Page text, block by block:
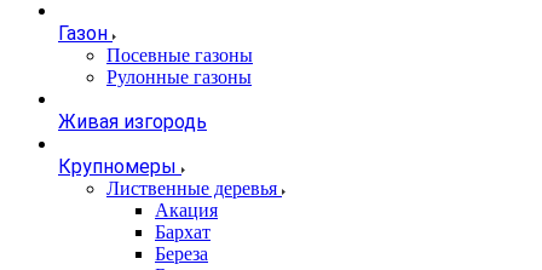
Газон
Посевные газоны
Рулонные газоны
Живая изгородь
Крупномеры
Лиственные деревья
Акация
Бархат
Береза